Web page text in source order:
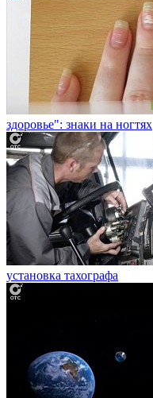
здоровье": знаки на ногтях
установка тахографа